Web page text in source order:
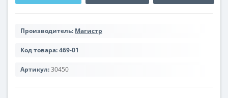
Производитель: Магистр
Код товара:469-01
Артикул:30450